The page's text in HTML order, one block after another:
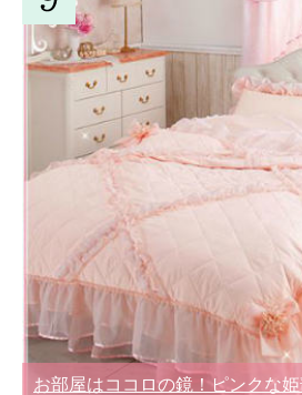
お部屋はココロの鏡！ピンクな